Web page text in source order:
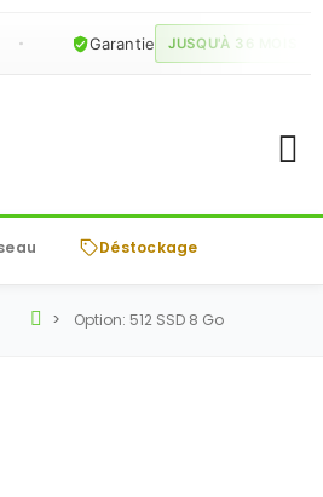
Garantie JUSQU'À 36 MOIS
Déstockage
Option: 512 SSD 8 Go